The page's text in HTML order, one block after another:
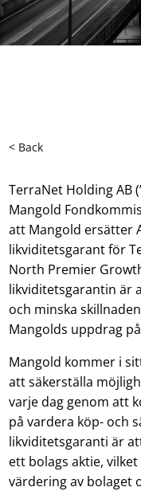
< Back
TerraNet Holding AB
Mangold
att Mangold ersätter
likviditetsgarant för
North Premier
likviditetsgarantin är
och minska
Mangolds uppdrag
Mangold kommer i
att säkerställa
varje dag genom att
på vardera köp- och
likviditetsgaranti är
ett bolags aktie,
värdering av bolaget